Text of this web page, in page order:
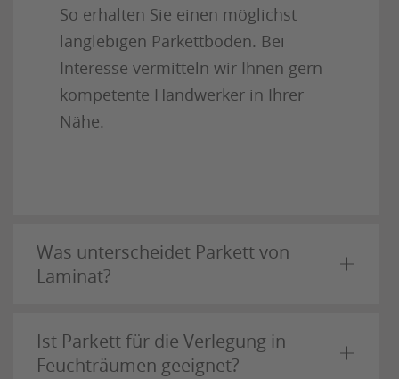
So erhalten Sie einen möglichst
langlebigen Parkettboden. Bei
Interesse vermitteln wir Ihnen gern
kompetente Handwerker in Ihrer
Nähe.
Was unterscheidet Parkett von
Laminat?
Ist Parkett für die Verlegung in
Feuchträumen geeignet?